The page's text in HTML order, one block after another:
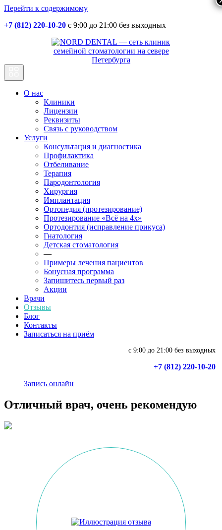
Перейти к содержимому
+7 (812) 220-10-20 с 9:00 до 21:00 без выходных
Основная
навигация
О нас
Клиники
Лицензии
Реквизиты
Связь с руководством
Услуги
Консультация и диагностика
Профилактика
Отбеливание
Терапия
Пародонтология
Хирургия
Имплантация
Ортопедия (протезирование)
Протезирование «Всё на 4х»
Ортодонтия (исправление прикуса)
Гнатология
Детская стоматология
—
Примеры лечения пациентов
Бонусная программа
Запишитесь первый раз
Акции
Врачи
Отзывы
Блог
Контакты
Записаться на приём
с 9:00 до 21:00 без выходных
+7 (812) 220-10-20
Запись онлайн
Отличный врач, очень рекомендую